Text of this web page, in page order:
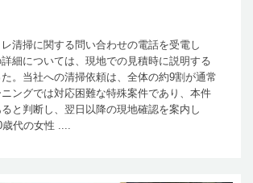
清掃に関する問い合わせの電話を受電し
細については、現地での見積時に説明する
。当社への清掃依頼は、全体の約9割が通常
ングでは対応困難な特殊案件であり、本件
と判断し、翌日以降の現地確認を案内し
歳代の女性 ....